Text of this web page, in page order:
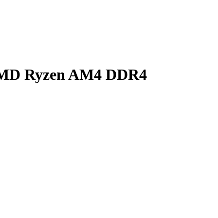
Ryzen AM4 DDR4